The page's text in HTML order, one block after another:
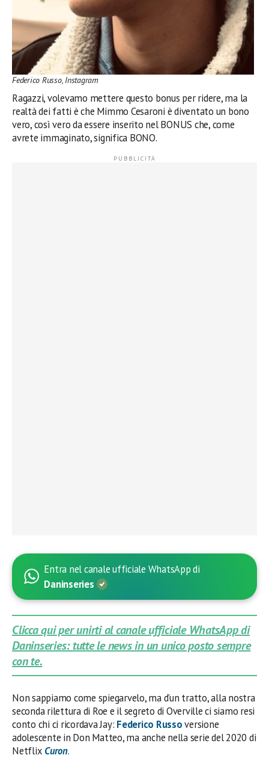
Federico Russo, Instagram
Ragazzi, volevamo mettere questo bonus per ridere, ma la
realtà dei fatti è che Mimmo Cesaroni è diventato un bono
vero, così vero da essere inserito nel BONUS che, come
avrete immaginato, significa BONO.
Entra nel canale ufficiale WhatsApp di
Daninseries
Clicca qui per unirti al canale ufficiale WhatsApp di
Daninseries: tutte le news in un unico posto sempre
con te.
Non sappiamo come spiegarvelo, ma d’un tratto, alla nostra
seconda rilettura di Roe e il segreto di Overville ci siamo resi
conto chi ci ricordava Jay: Federico Russoversione
adolescente in Don Matteo, ma anche nella serie del 2020 di
Netflix Curon.